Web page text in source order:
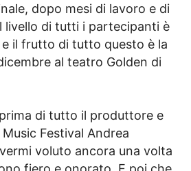
dopo mesi di lavoro e di
livello di tutti i partecipanti è
il frutto di tutto questo è la
al teatro Golden di
di tutto il produttore e
Festival Andrea
voluto ancora una volta